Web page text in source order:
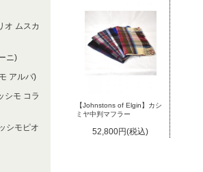
【Johnstons of Elgin】カシ
ミヤ中判マフラー
52,800円(税込)
オ ムスカ
ニ)
アルバ)
シモ コラ
シモピオ